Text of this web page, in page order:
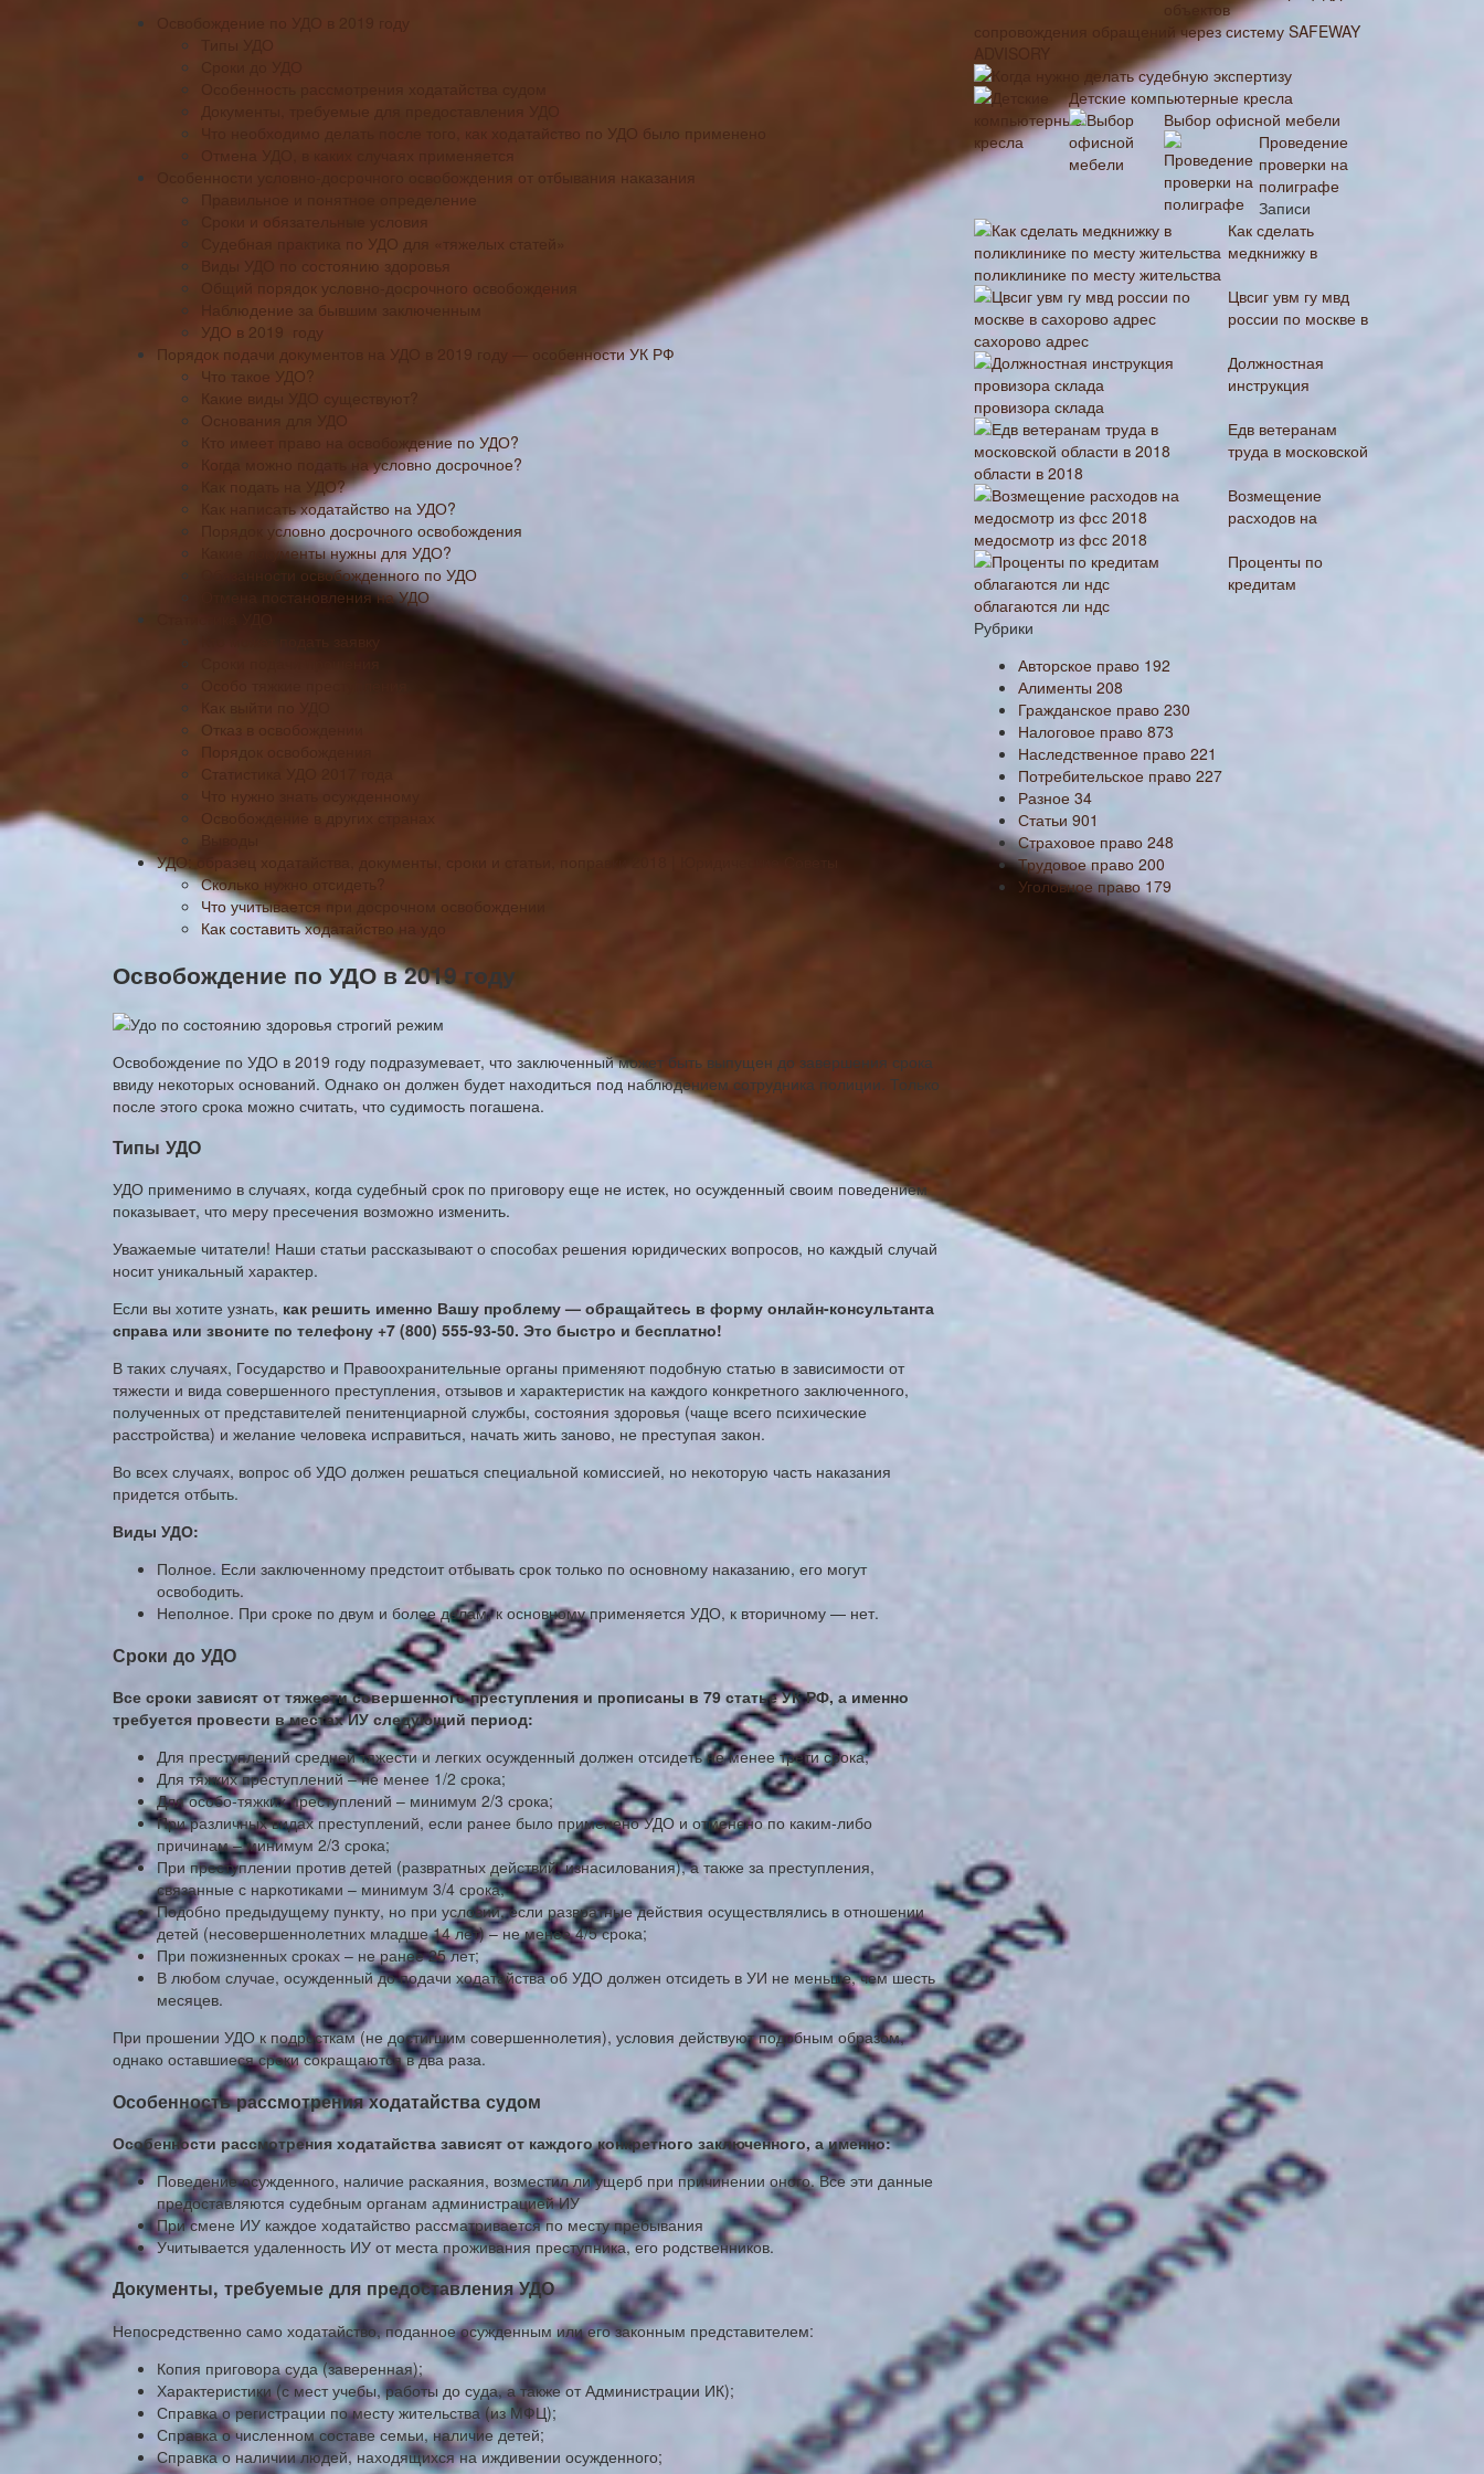
Освобождение по УДО в 2019 году
Типы УДО
Сроки до УДО
Документы, требуемые для предоставления УДО
Что необходимо делать после того, как ходатайство по УДО было применено
Отмена УДО, в каких случаях применяется
Особенности условно-досрочного освобождения от отбывания наказания
Правильное и понятное определение
Сроки и обязательные условия
Судебная практика по УДО для «тяжелых статей»
Виды УДО по состоянию здоровья
Общий порядок условно-досрочного освобождения
Наблюдение за бывшим заключенным
УДО в 2019 году
Порядок подачи документов на УДО в 2019 году — особенности УК РФ
Что такое УДО?
Какие виды УДО существуют?
Основания для УДО
Кто имеет право на освобождение по УДО?
Когда можно подать на условно досрочное?
Как подать на УДО?
Как написать ходатайство на УДО?
Порядок условно досрочного освобождения
Какие документы нужны для УДО?
Обязанности освобожденного по УДО
Отмена постановления на УДО
Кто может подать заявку
Отказ в освобождении
Порядок освобождения
Статистика УДО 2017 года
Что нужно знать осужденному
Освобождение в других странах
Выводы
УДО: образец ходатайства, документы, сроки и статьи, поправки 2018 | Юридические Советы
Сколько нужно отсидеть?
Что учитывается при досрочном освобождении
Как составить ходатайство на удо
Освобождение по УДО в 2019 году
Освобождение по УДО в 2019 году подразумевает, что заключенный может быть выпущен до завершения срока
ввиду некоторых оснований. Однако он должен будет находиться под наблюдением сотрудника полиции. Только
после этого срока можно считать, что судимость погашена.
Типы УДО
УДО применимо в случаях, когда судебный срок по приговору еще не истек, но осужденный своим поведением
показывает, что меру пресечения возможно изменить.
Уважаемые читатели! Наши статьи рассказывают о способах решения юридических вопросов, но каждый случай
носит уникальный характер.
Если вы хотите узнать, как решить именно Вашу проблему — обращайтесь в форму онлайн-консультанта
справа или звоните по телефону +7 (800) 555-93-50. Это быстро и бесплатно!
В таких случаях, Государство и Правоохранительные органы применяют подобную статью в зависимости от
тяжести и вида совершенного преступления, отзывов и характеристик на каждого конкретного заключенного,
полученных от представителей пенитенциарной службы, состояния здоровья (чаще всего психические
расстройства) и желание человека исправиться, начать жить заново, не преступая закон.
Во всех случаях, вопрос об УДО должен решаться специальной комиссией, но некоторую часть наказания
придется отбыть.
Виды УДО:
Полное. Если заключенному предстоит отбывать срок только по основному наказанию, его могут
освободить.
Неполное. При сроке по двум и более делам, к основному применяется УДО, к вторичному — нет.
Сроки до УДО
Все сроки зависят от тяжести совершенного преступления и прописаны в 79 статье УК РФ, а именно
требуется провести в местах ИУ следующий период:
Для преступлений средней тяжести и легких осужденный должен отсидеть не менее трети срока;
Для тяжких преступлений – не менее 1/2 срока;
Для особо-тяжких преступлений – минимум 2/3 срока;
При различных видах преступлений, если ранее было применено УДО и отменено по каким-либо
причинам – минимум 2/3 срока;
При преступлении против детей (развратных действий, изнасилования), а также за преступления,
связанные с наркотиками – минимум 3/4 срока;
Подобно предыдущему пункту, но при условии, если развратные действия осуществлялись в отношении
детей (несовершеннолетних младше 14 лет) – не менее 4/5 срока;
При пожизненных сроках – не ранее 25 лет;
В любом случае, осужденный до подачи ходатайства об УДО должен отсидеть в УИ не меньше, чем шесть
месяцев.
При прошении УДО к подросткам (не достигшим совершеннолетия), условия действуют подобным образом,
однако оставшиеся сроки сокращаются в два раза.
Особенность рассмотрения ходатайства судом
Особенности рассмотрения ходатайства зависят от каждого конкретного заключенного, а именно:
Поведение осужденного, наличие раскаяния, возместил ли ущерб при причинении оного. Все эти данные
предоставляются судебным органам администрацией ИУ
При смене ИУ каждое ходатайство рассматривается по месту пребывания
Учитывается удаленность ИУ от места проживания преступника, его родственников.
Документы, требуемые для предоставления УДО
Непосредственно само ходатайство, поданное осужденным или его законным представителем:
Копия приговора суда (заверенная);
Характеристики (с мест учебы, работы до суда, а также от Администрации ИК);
Справка о регистрации по месту жительства (из МФЦ);
Справка о численном составе семьи, наличие детей;
Справка о наличии людей, находящихся на иждивении осужденного;
сопровождения обращений через систему SAFEWAY
ADVISORY
Когда нужно делать судебную экспертизу
Детские компьютерные кресла
Выбор офисной мебели
Проведение
проверки на
полиграфе
Записи
Как сделать
медкнижку в
поликлинике по месту жительства
Цвсиг увм гу мвд
россии по москве в
сахорово адрес
Должностная
инструкция
провизора склада
Едв ветеранам
труда в московской
области в 2018
Возмещение
расходов на
медосмотр из фсс 2018
Проценты по
кредитам
облагаются ли ндс
Рубрики
Авторское право 192
Алименты 208
Гражданское право 230
Налоговое право 873
Наследственное право 221
Потребительское право 227
Разное 34
Статьи 901
Страховое право 248
Трудовое право 200
Уголовное право179